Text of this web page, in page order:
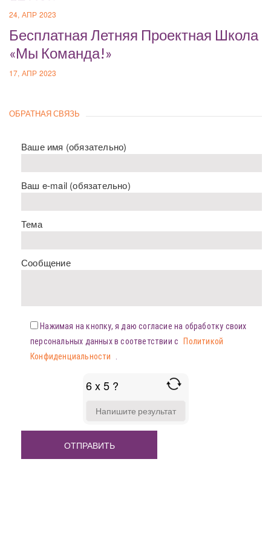
24, АПР 2023
Бесплатная Летняя Проектная Школа
«Мы Команда!»
17, АПР 2023
ОБРАТНАЯ СВЯЗЬ
Ваше имя (обязательно)
Ваш e-mail (обязательно)
Тема
Сообщение
Нажимая на кнопку, я даю согласие на обработку своих
персональных данных в соответствии с
Политикой
Конфиденциальности
6 x 5 ?
FOR
X